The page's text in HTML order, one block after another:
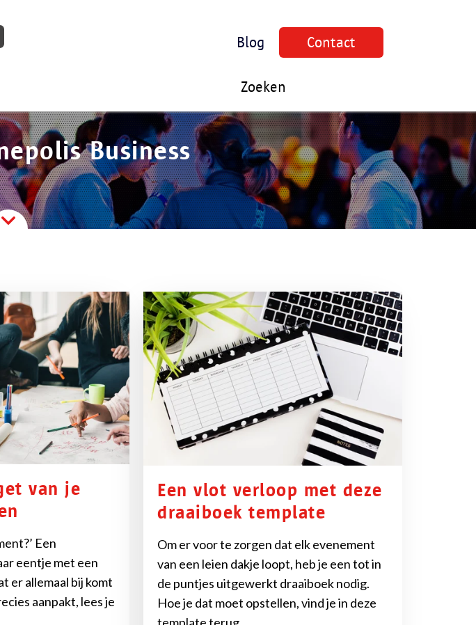
Blog Contact
Zoeken
Business
van je
Een
eentje met een
er allemaal bij komt
aanpakt, lees je
Een vlot verloop met deze
draaiboek template
Om er voor te zorgen dat elk evenement
van een leien dakje loopt, heb je een tot in
de puntjes uitgewerkt draaiboek nodig.
Hoe je dat moet opstellen, vind je in deze